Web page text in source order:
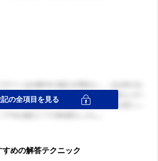
めの解答テクニック